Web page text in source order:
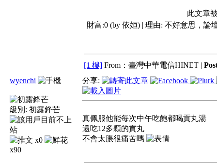
此文章
財富:0 (by 依姮) | 理由: 不好意思，論
[1 樓] From：臺灣中華電信HINET |
wyenchi
級別: 初露鋒芒
x0
x90
分享:
真佩服他能每次中午吃飽都喝貢丸湯
還吃12多顆的貢丸
不會太脹很痛苦嗎